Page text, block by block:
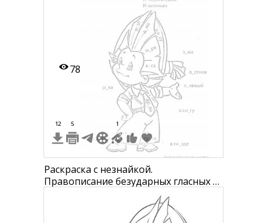
78
12 5 1
Раскраска с незнайкой.
Правописание безударных гласных в